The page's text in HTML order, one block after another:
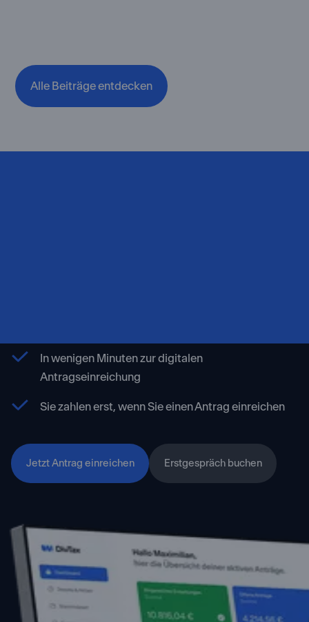
Alle Beiträge entdecken
In wenigen Minuten zur digitalen
Antragseinreichung
Sie zahlen erst, wenn Sie einen Antrag einreichen
Jetzt Antrag einreichen Erstgespräch buchen